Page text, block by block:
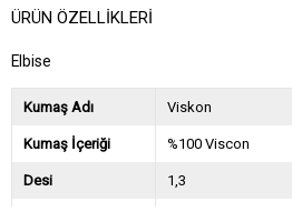
ÜRÜN ÖZELLIKLERI
Elbise
Kumaş Adı Viskon
Kumaş İçeriği %100 Viscon
Desi 1,3